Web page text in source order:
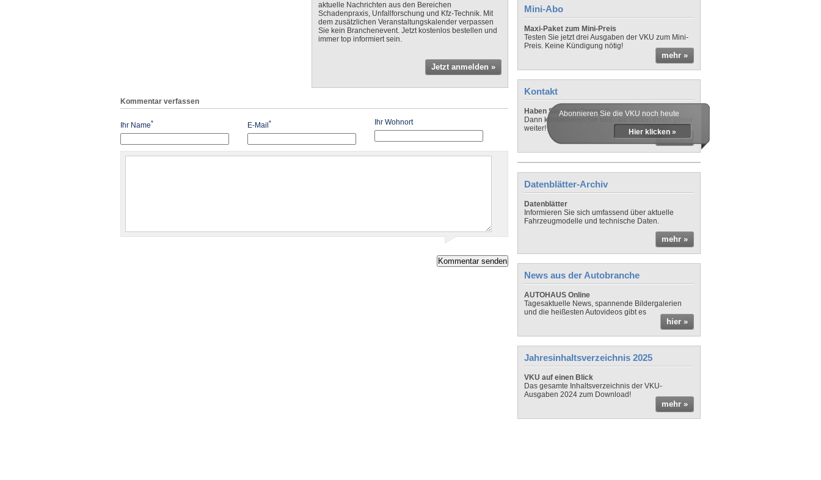
aktuelle Nachrichten aus den Bereichen
Schadenpraxis, Unfallforschung und Kfz-Technik. Mit
dem zusätzlichen Veranstaltungskalender verpassen
Sie kein Branchenevent. Jetzt kostenlos bestellen und
immer top informiert sein.
Jetzt anmelden »
Kommentar verfassen
Ihr Name* E-Mail * Ihr Wohnort
Mini-Abo
Maxi-Paket zum Mini-Preis
Testen Sie jetzt drei Ausgaben der VKU zum Mini-
Preis. Keine Kündigung nötig!
mehr »
Kontakt
Haben Sie noch Fragen?
Dann kontaktieren Sie uns - wir helfen Ihnen gerne
weiter!
mehr »
Abonnieren Sie die VKU noch heute
Hier klicken »
Datenblätter-Archiv
Datenblätter
Informieren Sie sich umfassend über aktuelle
Fahrzeugmodelle und technische Daten.
mehr »
News aus der Autobranche
AUTOHAUS Online
Tagesaktuelle News, spannende Bildergalerien
und die heißesten Autovideos gibt es
hier »
Jahresinhaltsverzeichnis 2025
VKU auf einen Blick
Das gesamte Inhaltsverzeichnis der VKU-
Ausgaben 2024 zum Download!
mehr »